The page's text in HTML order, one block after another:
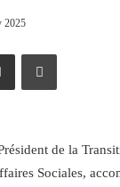
2025
Share via Email Print
de la
Sociales,